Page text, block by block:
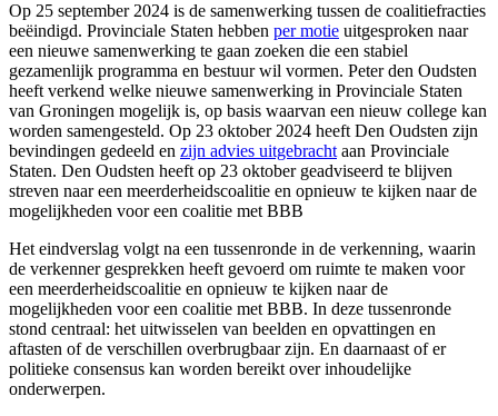
Op 25 september 2024 is de samenwerking tussen de coalitiefracties
beëindigd. Provinciale Staten hebben per motie uitgesproken naar
een nieuwe samenwerking te gaan zoeken die een stabiel
gezamenlijk programma en bestuur wil vormen. Peter den Oudsten
heeft verkend welke nieuwe samenwerking in Provinciale Staten
van Groningen mogelijk is, op basis waarvan een nieuw college kan
worden samengesteld. Op 23 oktober 2024 heeft Den Oudsten zijn
bevindingen gedeeld en zijn advies uitgebracht aan Provinciale
Staten. Den Oudsten heeft op 23 oktober geadviseerd te blijven
streven naar een meerderheidscoalitie en opnieuw te kijken naar de
mogelijkheden voor een coalitie met BBB
Het eindverslag volgt na een tussenronde in de verkenning, waarin
de verkenner gesprekken heeft gevoerd om ruimte te maken voor
een meerderheidscoalitie en opnieuw te kijken naar de
mogelijkheden voor een coalitie met BBB. In deze tussenronde
stond centraal: het uitwisselen van beelden en opvattingen en
aftasten of de verschillen overbrugbaar zijn. En daarnaast of er
politieke consensus kan worden bereikt over inhoudelijke
onderwerpen.